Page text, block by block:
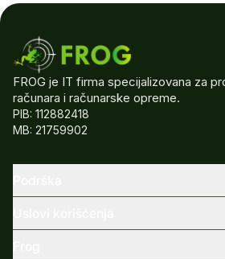
FROG je IT firma specijalizovana za
računara i računarske opreme.
PIB: 112882418
MB: 21759902